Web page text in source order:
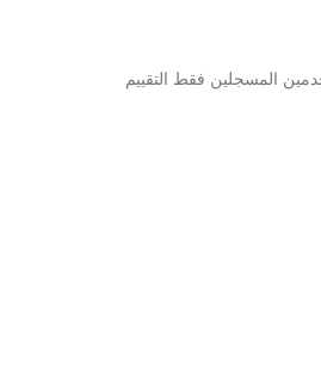
المسجلين فقط التقييم